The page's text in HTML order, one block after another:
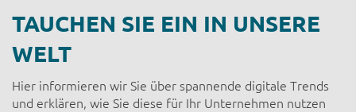
TAUCHEN SIE EIN IN UNSERE
WELT
Hier informieren wir Sie über spannende digitale Trends
und erklären, wie Sie diese für Ihr Unternehmen nutzen